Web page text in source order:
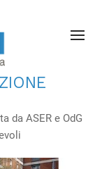
da ASER e OdG